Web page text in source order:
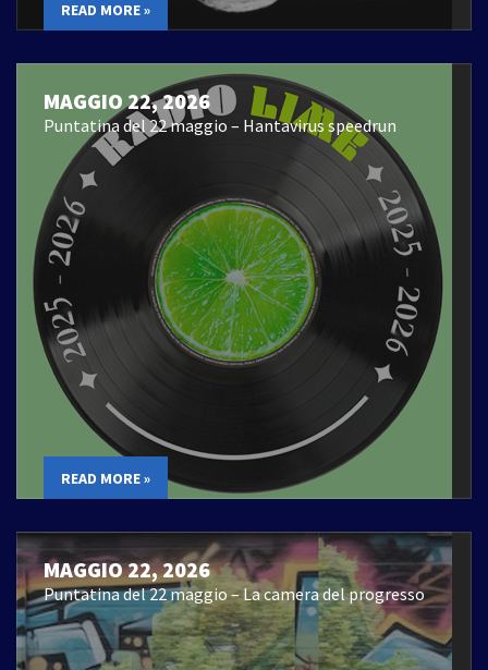
READ MORE »
MAGGIO 22, 2026
Puntatina del 22 maggio – Hantavirus speedrun
READ MORE »
MAGGIO 22, 2026
Puntatina del 22 maggio – La camera del progresso